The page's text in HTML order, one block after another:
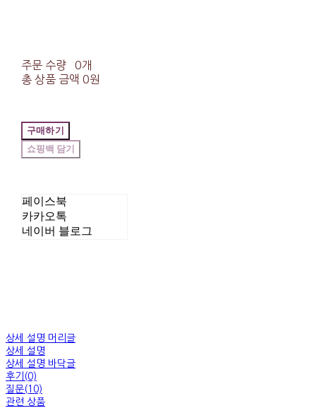
주문 수량
0개
총 상품 금액 0원
구매하기
페이스북
카카오톡
네이버 블로그
상세 설명 머리글
상세 설명
상세 설명 바닥글
후기(0)
질문(10)
관련 상품